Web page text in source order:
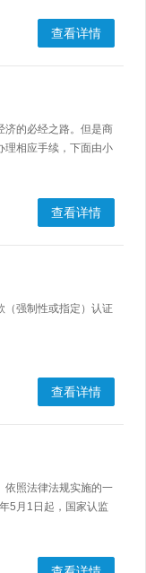
查看详情
济的必经之路。但是商
理相应手续，下面由小
查看详情
（强制性或指定）认证
查看详情
依照法律法规实施的一
5月1日起，国家认监